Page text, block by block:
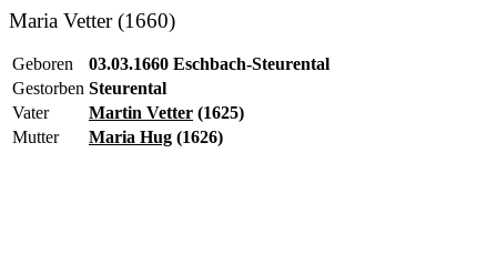
Maria Vetter (1660)
Geboren
03.03.1660 Eschbach-Steurental
Gestorben Steurental
Vater
Martin Vetter (1625)
Mutter
Maria Hug (1626)